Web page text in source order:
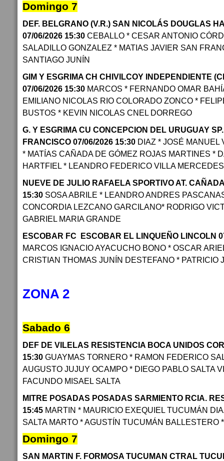
Domingo 7
DEF. BELGRANO (V.R.) SAN NICOLÁS DOUGLAS
07/06/2026 15:30 CEBALLO * CESAR ANTONIO
SALADILLO GONZALEZ * MATIAS JAVIER SAN
SANTIAGO JUNÍN
GIM Y ESGRIMA CH CHIVILCOY INDEPENDIENTE
07/06/2026 15:30 MARCOS * FERNANDO OMAR
EMILIANO NICOLAS RIO COLORADO ZONCO *
BUSTOS * KEVIN NICOLAS CNEL DORREGO
G. Y ESGRIMA CU CONCEPCION DEL URUGUAY
FRANCISCO 07/06/2026 15:30 DIAZ * JOSÉ MANUEL
* MATÍAS CAÑADA DE GÓMEZ ROJAS MARTINES *
HARTFIEL * LEANDRO FEDERICO VILLA MERCEDES
NUEVE DE JULIO RAFAELA SPORTIVO AT.
15:30 SOSA ABRILE * LEANDRO ANDRES
CONCORDIA LEZCANO GARCILANO* RODRIGO
GABRIEL MARIA GRANDE
ESCOBAR FC ESCOBAR EL LINQUEÑO LINCOLN
MARCOS IGNACIO AYACUCHO BONO * OSCAR
CRISTIAN THOMAS JUNÍN DESTEFANO * PATRICIO
ZONA 2
Sabado 6
DEF DE VILELAS RESISTENCIA BOCA UNIDOS
15:30 GUAYMAS TORNERO * RAMON FEDERICO
AUGUSTO JUJUY OCAMPO * DIEGO PABLO SALTA
FACUNDO MISAEL SALTA
MITRE POSADAS POSADAS SARMIENTO RCIA.
15:45 MARTIN * MAURICIO EXEQUIEL TUCUMÁN
SALTA MARTO * AGUSTÍN TUCUMÁN BALLESTERO
Domingo 7
SAN MARTIN F. FORMOSA TUCUMAN CTRAL